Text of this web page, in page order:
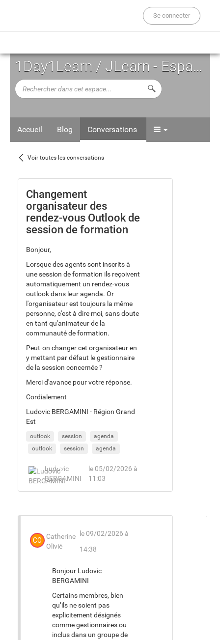
Se connecter
1Day1Learn / JLearn - Espace d'Auto-formation
Rechercher
dans
Lancer la recherche
Accueil Blog Conversations
Voir toutes les conversations
Voir
toutes
les
conversations
Changement
organisateur des
rendez-vous Outlook de
session de formation
Bonjour,
Lorsque des agents sont inscrits à
une session de formation ils reçoivent
automatiquement un rendez-vous
outlook dans leur agenda. Or
l'organisateur est toujours la même
personne, c'est à dire moi, sans doute
en tant qu'animateur de la
communauté de formation.
Peut-on changer cet organisateur en
y mettant par défaut le gestionnaire
de la session concernée ?
Merci d'avance pour votre réponse.
Cordialement
Ludovic BERGAMINI - Région Grand
Est
outlook session
agenda
outlook
session agenda
Ludovic
BERGAMINI
le 05/02/2026 à
11:03
CO
Catherine
Olivié
le 09/02/2026 à
14:38
Bonjour Ludovic
BERGAMINI
Certains membres, bien
qu’ils ne soient pas
explicitement désignés
comme gestionnaires ou
inclus dans un groupe de